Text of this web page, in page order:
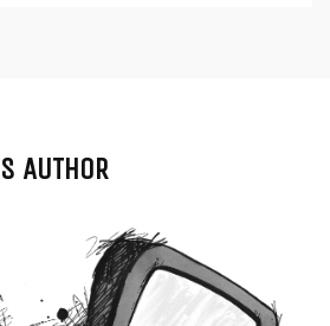
AUTHOR